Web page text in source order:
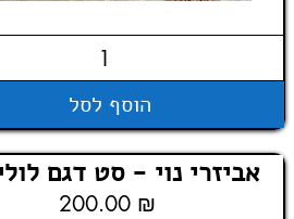
הוסף לסל
אביזרי נוי - סט דגם
200.00 ₪